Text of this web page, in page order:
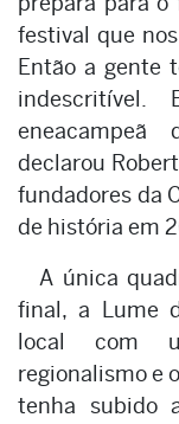
festival que
Então a gente
eneacampeã
declarou
fundadores da
de história em
A única
final, a Lume
local com
regionalismo e
tenha subido